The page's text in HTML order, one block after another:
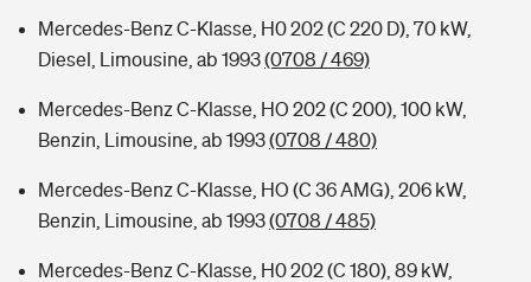
Mercedes-Benz C-Klasse, H0 202 (C 220 D), 70 kW,
Diesel, Limousine, ab 1993(0708 / 469)
Mercedes-Benz C-Klasse, HO 202 (C 200), 100 kW,
Benzin, Limousine, ab 1993(0708 / 480)
Mercedes-Benz C-Klasse, HO (C 36 AMG), 206 kW,
Benzin, Limousine, ab 1993(0708 / 485)
Mercedes-Benz C-Klasse, H0 202 (C 180), 89 kW,